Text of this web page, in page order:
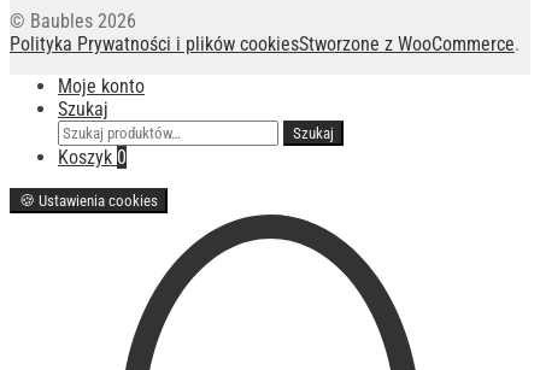
© Baubles 2026
Polityka Prywatności i plików cookiesStworzone z WooCommerce.
Moje konto
Szukaj
Szukaj:
Szukaj
Koszyk 0
🍪 Ustawienia cookies